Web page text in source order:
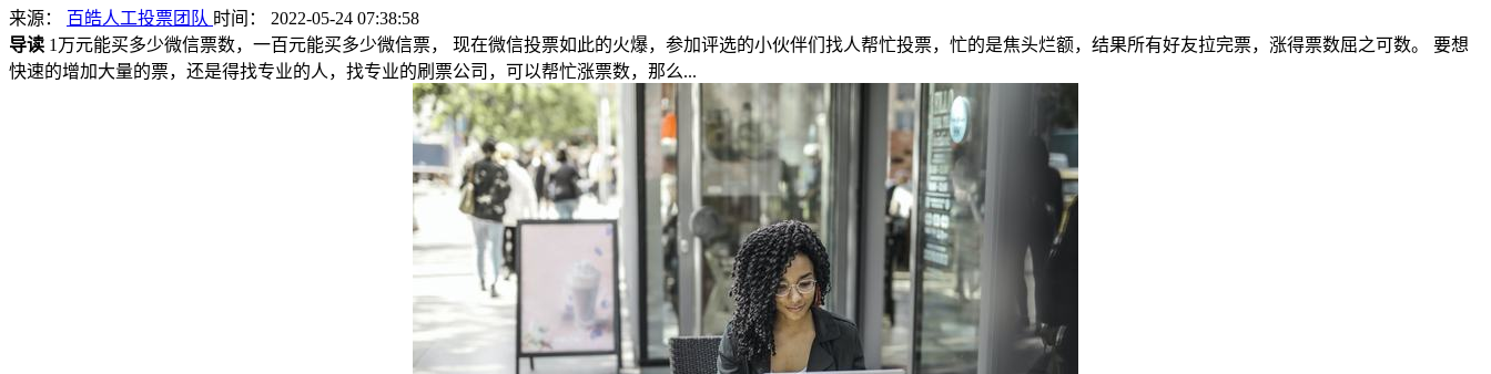
来源： 百皓人工投票团队 时间： 2022-05-24 07:38:58
导读 1万元能买多少微信票数，一百元能买多少微信票， 现在微信投票如此的火爆，参加评选的小伙伴们找人帮忙投票，忙的是焦头烂额，结果所有好友拉完票，涨得票数屈之可数。 要想
快速的增加大量的票，还是得找专业的人，找专业的刷票公司，可以帮忙涨票数，那么...